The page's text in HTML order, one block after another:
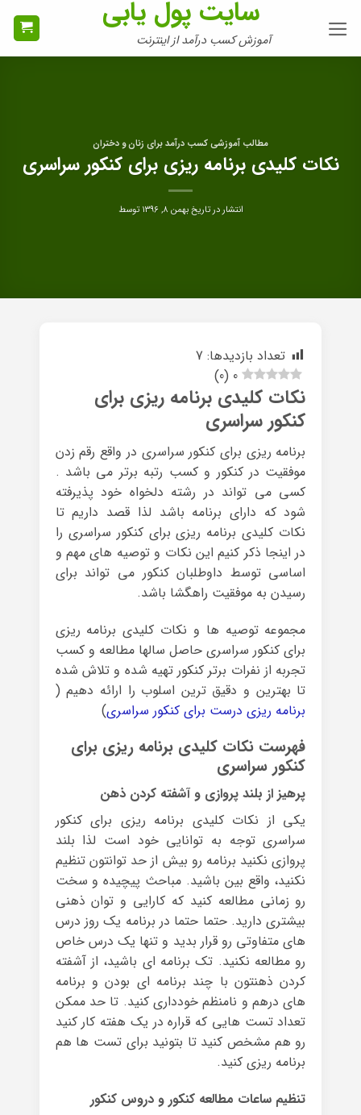
سایت پول یابی
آموزش کسب درآمد از اینترنت
مطالب آموزشی کسب درآمد برای زنان و دختران
نکات کلیدی برنامه ریزی برای کنکور سراسری
انتشار در تاریخبهمن ۸, ۱۳۹۶ توسط
تعداد بازدیدها: 7
0
(
0
)
نکات کلیدی برنامه ریزی برای
کنکور سراسری
برنامه ریزی برای کنکور سراسری در واقع رقم زدن
موفقیت در کنکور و کسب رتبه برتر می باشد .
کسی می تواند در رشته دلخواه خود پذیرفته
شود که دارای برنامه باشد لذا قصد داریم تا
نکات کلیدی برنامه ریزی برای کنکور سراسری را
در اینجا ذکر کنیم این نکات و توصیه های مهم و
اساسی توسط داوطلبان کنکور می تواند برای
رسیدن به موفقیت راهگشا باشد.
مجموعه توصیه ها و نکات کلیدی برنامه ریزی
برای کنکور سراسری حاصل سالها مطالعه و کسب
تجربه از نفرات برتر کنکور تهیه شده و تلاش شده
تا بهترین و دقیق ترین اسلوب را ارائه دهیم (
برنامه ریزی درست برای کنکور سراسری)
فهرست نکات کلیدی برنامه ریزی برای
کنکور سراسری
پرهیز از بلند پروازی و آشفته کردن ذهن
یکی از نکات کلیدی برنامه ریزی برای کنکور
سراسری توجه به توانایی خود است لذا بلند
پروازی نکنید برنامه رو بیش از حد توانتون تنظیم
نکنید، واقع بین باشید. مباحث پیچیده و سخت
رو زمانی مطالعه کنید که کارایی و توان ذهنی
بیشتری دارید. حتما حتما در برنامه یک روز درس
های متفاوتی رو قرار بدید و تنها یک درس خاص
رو مطالعه نکنید. تک برنامه ای باشید، از آشفته
کردن ذهنتون با چند برنامه ای بودن و برنامه
های درهم و نامنظم خودداری کنید. تا حد ممکن
تعداد تست هایی که قراره در یک هفته کار کنید
رو هم مشخص کنید تا بتونید برای تست ها هم
برنامه ریزی کنید.
تنظیم ساعات مطالعه کنکور و دروس کنکور